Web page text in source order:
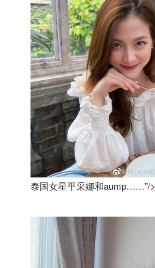
泰国女星平采娜和aump……”/>